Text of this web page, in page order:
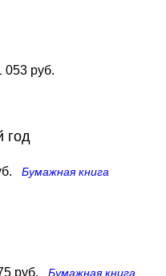
053 руб.
год
Бумажная книга
руб. Бумажная книга